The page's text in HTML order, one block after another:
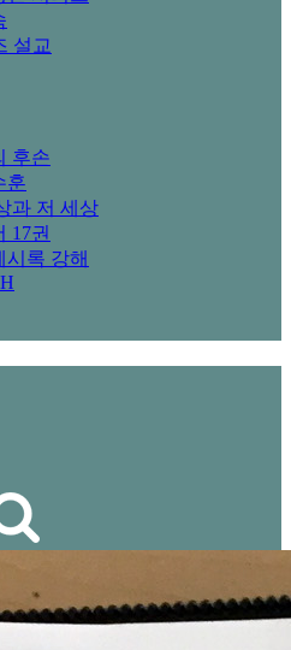
설교
후손
훈
과 저 세상
17권
시록 강해